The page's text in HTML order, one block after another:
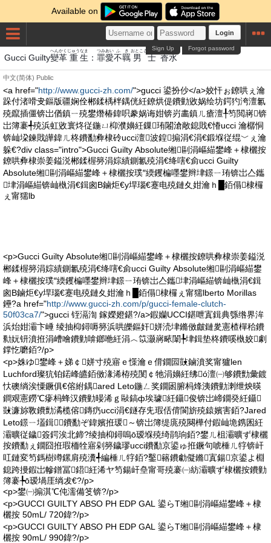
Available on
Login
Forgot password
Sign Up
Gucci Guilty變革
へんかく
重
じゅう
生
なま
： 罪
つみ
愛
あい
不
ふ
羈
き
男
おとこ
士
さむらい
香水
こうすい
中文(简体) Public
<a href="http://www.gucci-zh.com/">gucci 鍙扮仯</a>姣忓ぉ鐐哄ぇ瀹
跺付渚嗗叏鏂版疆娴佺郴鍒楀柈鍝侊紝鐐烘偍鐨勭敓娲绘坊鍔犳洿澶氱
殑鑹插僵锛岀偤鎮ㄧ殑鐢熸椿鍏呮豢娲诲姏锛岃畵鎮ㄦ瘡澶╀笉閲嶈锛
岀簿褰╃殑浜虹敓寰炵従鍦ㄩ枊濮嬶紝鏁珛闂滄敞鎴戝€慻ucci 瀹樼恫
锛屾垜鍊戝皣鍏ㄦ柊鐨勫彜棣砱ucci澶波鍠搧涓€涓€鍛堢従绲﹀ぇ瀹
躲€?div class="intro">Gucci Guilty Absolute缃剾涓嶇緢鐢峰＋棣欐按
鐐哄彜棣崇姜鎰涚郴鍒楃簩涓婃績鍘氱殑涓€绛嗐€侴ucci Guilty
Absolute缃剾涓嶇緢鐢峰＋棣欐按璞″緛钁楄嚜鐢辫垏鐛ㄧ珛锛岀亼鑴
垏涓嶇緢锛屾槸涓€鍓囪В鏀炬€у垾瑙€蹇电殑鏈夊姏瀹ｈ█銆傝棣欏
ぇ甯獳lb
<p>Gucci Guilty Absolute缃剾涓嶇緢鐢峰＋棣欐按鐐哄彜棣崇姜鎰涚
郴鍒楃簩涓婃績鍘氱殑涓€绛嗐€侴ucci Guilty Absolute缃剾涓嶇緢鐢
峰＋棣欐按璞″緛钁楄嚜鐢辫垏鐛ㄧ珛锛岀亼鑴垏涓嶇緢锛屾槸涓€鍓
囪В鏀炬€у垾瑙€蹇电殑鏈夊姏瀹ｈ█銆傝棣欏ぇ甯獳lberto Morillas
鑸?a href="http://www.gucci-zh.com/p/gucci-female-clutch-
50f03ca7/">gucci 铚滆渹 鎵嬫嬁鍖?/a>鍜孏UCCI鍖呭寘鍓典綔绺界洠
浜炲姏灞卞崜 绫抽枊鐞嗕簩浜哄皪鏂奸姘涜垏鏅傚皻鏈夎憲楂樿秴鐨
勬妧钘濆拰涓嶆噲鐨勭啽鎯咃紝涓︿笖灏嶈畩闈╄垏鍓垫柊鐨嗘槸姣劇
鐣忔嚰銆?/p>
<p>姝ゆ鐢峰＋娣￠姘寸殑寤ｅ憡瀹ｅ偝鐗囩敱鏀濆奖甯獹len
Luchford璨犺铂鍩峰皫銆傚湪浠栫殑閺￠牠涓嬶紝绋ó澶㈠够鐨勯彙鍍
忕礇绱涘憟鐝俱€傛紨鍝ared Leto鍦ㄥ奖鐗囦腑杩烽洟鐨勭溂绁炴暎
鐧艰憲鐒℃瘮杩蜂汉鐨勭暥浠ｇ敺鎬ф埃璩紝鑷俊锛岀崹鐗癸紝鑷
敱濂旀斁鐨勯潏榄傛鏄疓ucci涓€鐩存兂瑕佸偝閬旂殑鎱嬪害銆?Jared
Leto鐛ㄧ壒鍓鐨勫ぞ鍏嬪拰瑗～锛岀簿缇庣殑闋樺付鍜屾垝鎸囷紝
灞曠従鐬簽鍔涘北鍗?绫抽枊鐞嗚ō瑷堢殑绮鹃珦銆?鐢ㄦ柤灞曠ず棣欐
按鐨勫ぇ鐗囧拰瑕栭牷寤剁簩鐬璆ucci鐨勫京鍙ゅ拰鐝句唬棰ㄦ牸锛屽
叿鏈変笉鎷樹竴鏍肩殑瀵╃編棰ㄦ牸銆?鑿簵鐨勮儗鏅寘鍚京鍙よ棩
鎴跨摱鍜岀幓鐠冨鍣紝浠ヤ笉鍚屽皨甯哥殑褰㈠紡灞曠ず棣欐按鐨勭
簿褰╄ō瑷堝厓绱犮€?/p>
<p>鐢㈠搧淇℃伅濡備笅锛?/p>
<p>GUCCI GUILTY ABSO PH EDP GAL 鍙らΤ缃剾涓嶇緢鐢峰＋棣
欐按 50mL/ 720鍏?/p>
<p>GUCCI GUILTY ABSO PH EDP GAL 鍙らΤ缃剾涓嶇緢鐢峰＋棣
欐按 90mL/ 990鍏?/p>